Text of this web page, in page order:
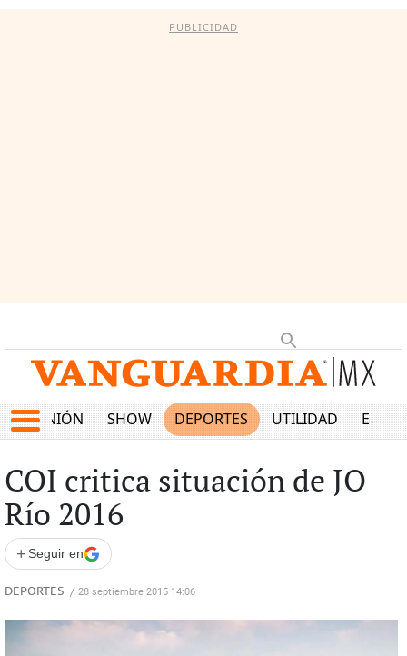
PUBLICIDAD
OPINIÓN SHOW DEPORTES UTILIDAD
COI critica situación de JO
Río 2016
+ Seguir en
DEPORTES / 28 septiembre 2015 14:06